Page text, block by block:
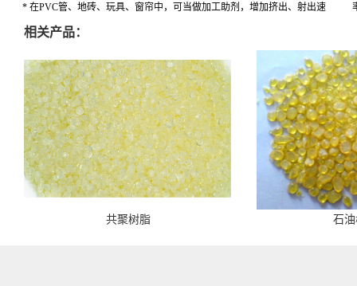
* 在PVC管、地砖、玩具、窗帘中，可当做加工助剂，增加挤出、射出速
相关产品：
共聚树脂 石